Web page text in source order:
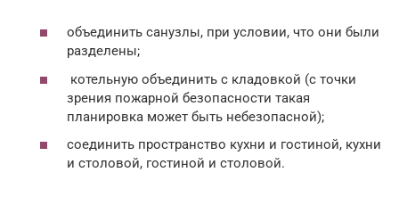
объединить санузлы, при условии, что они были
разделены;
котельную объединить с кладовкой (с точки
зрения пожарной безопасности такая
планировка может быть небезопасной);
соединить пространство кухни и гостиной, кухни
и столовой, гостиной и столовой.